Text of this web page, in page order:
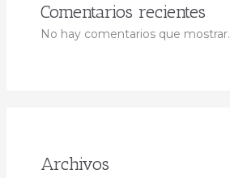
Comentarios recientes
No hay comentarios que mostrar.
Archivos